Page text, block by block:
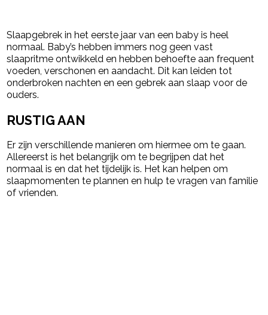
Slaapgebrek in het eerste jaar van een baby is heel
normaal. Baby’s hebben immers nog geen vast
slaapritme ontwikkeld en hebben behoefte aan frequent
voeden, verschonen en aandacht. Dit kan leiden tot
onderbroken nachten en een gebrek aan slaap voor de
ouders.
RUSTIG AAN
Er zijn verschillende manieren om hiermee om te gaan.
Allereerst is het belangrijk om te begrijpen dat het
normaal is en dat het tijdelijk is. Het kan helpen om
slaapmomenten te plannen en hulp te vragen van familie
of vrienden.